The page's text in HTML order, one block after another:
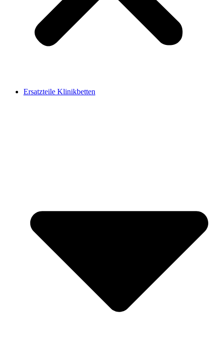
Ersatzteile Klinikbetten